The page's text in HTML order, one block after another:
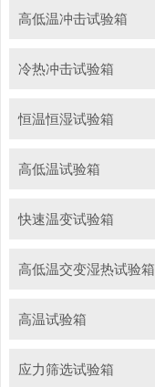
高低温冲击试验箱
冷热冲击试验箱
恒温恒湿试验箱
高低温试验箱
快速温变试验箱
高低温交变湿热试验箱
高温试验箱
应力筛选试验箱